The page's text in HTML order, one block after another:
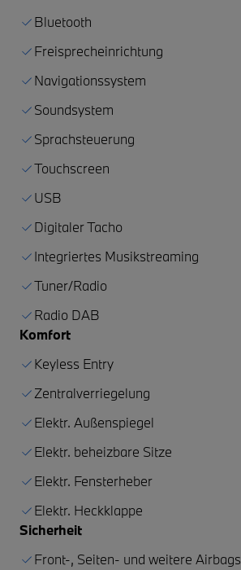
Bluetooth
Freisprecheinrichtung
Navigationssystem
Soundsystem
Sprachsteuerung
Touchscreen
USB
Digitaler Tacho
Integriertes Musikstreaming
Tuner/Radio
Radio DAB
Komfort
Keyless Entry
Zentralverriegelung
Elektr. Außenspiegel
Elektr. beheizbare Sitze
Elektr. Fensterheber
Elektr. Heckklappe
Sicherheit
Front-, Seiten- und weitere Airbags